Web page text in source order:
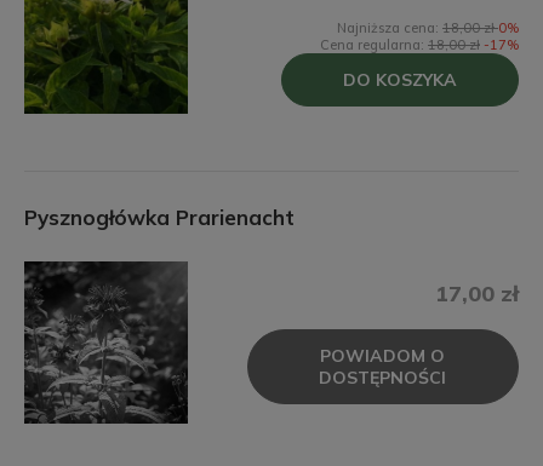
Najniższa cena: 18,00 zł0%
Cena regularna: 18,00 zł -17%
DO KOSZYKA
Pysznogłówka Prarienacht
17,00 zł
POWIADOM O
DOSTĘPNOŚCI